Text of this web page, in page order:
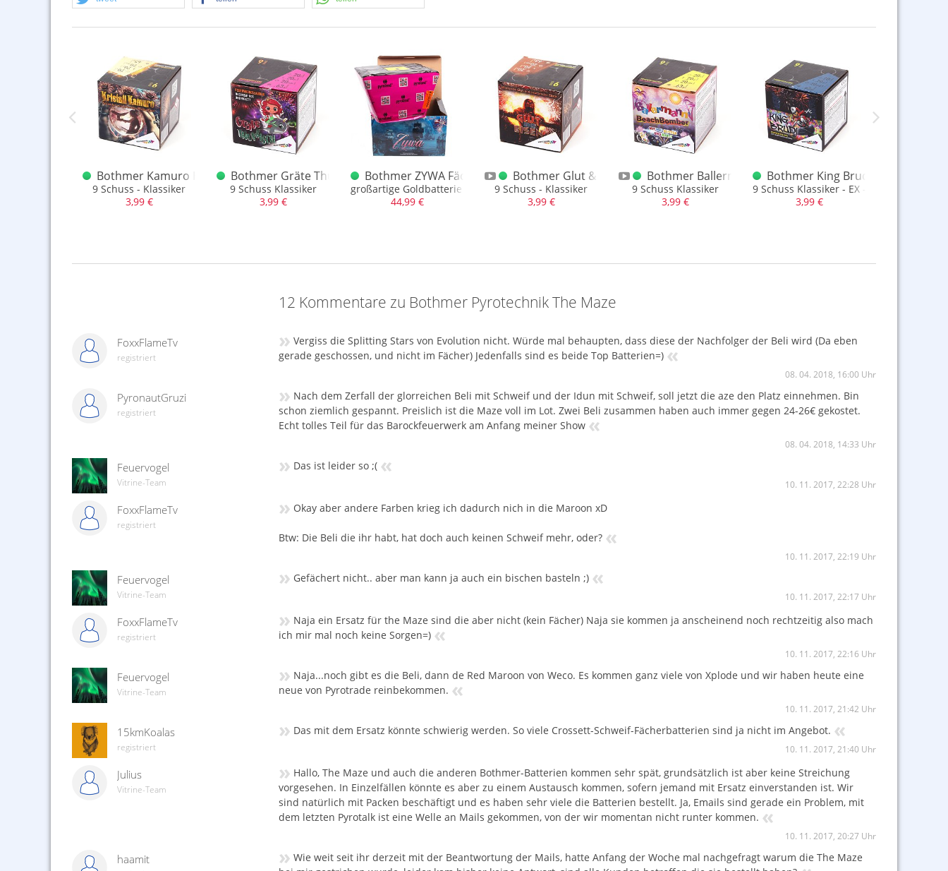
Pyrotechnik Single Bells grün Checkercracker
mit starker Burst-Blume
Bothmer Kamuro Kristall 9 Schuss
9 Schuss - Klassiker
3,99 €
Bothmer Gräte Thunfisch 9 Schuss
9 Schuss Klassiker
3,99 €
Bothmer ZYWA Fächerbatterie
großartige Goldbatterie mit blauen Sternen, kompl. gefächert
44,99 €
Bothmer Glut & Eisen 9 Schuss
9 Schuss - Klassiker
3,99 €
Bothmer Ballerman Beach Bomber
9 Schuss Klassiker
3,99 €
Bothmer King Brudi Batterie
9 Schuss Klassiker - EX - Xplode
3,99 €
12 Kommentare zu Bothmer Pyrotechnik The Maze
FoxxFlameTv
registriert
» Vergiss die Splitting Stars von Evolution nicht. Würde mal behaupten, dass diese der Nachfolger der Beli wird (Da eben
gerade geschossen, und nicht im Fächer) Jedenfalls sind es beide Top Batterien=) «
08. 04. 2018, 16:00 Uhr
PyronautGruzi
registriert
» Nach dem Zerfall der glorreichen Beli mit Schweif und der Idun mit Schweif, soll jetzt die aze den Platz einnehmen. Bin
schon ziemlich gespannt. Preislich ist die Maze voll im Lot. Zwei Beli zusammen haben auch immer gegen 24-26€ gekostet.
Echt tolles Teil für das Barockfeuerwerk am Anfang meiner Show «
08. 04. 2018, 14:33 Uhr
Feuervogel
Vitrine-Team
» Das ist leider so ;( «
10. 11. 2017, 22:28 Uhr
FoxxFlameTv
registriert
» Okay aber andere Farben krieg ich dadurch nich in die Maroon xD
Btw: Die Beli die ihr habt, hat doch auch keinen Schweif mehr, oder? «
10. 11. 2017, 22:19 Uhr
Feuervogel
Vitrine-Team
» Gefächert nicht.. aber man kann ja auch ein bischen basteln ;) «
10. 11. 2017, 22:17 Uhr
FoxxFlameTv
registriert
» Naja ein Ersatz für the Maze sind die aber nicht (kein Fächer) Naja sie kommen ja anscheinend noch rechtzeitig also mach
ich mir mal noch keine Sorgen=) «
10. 11. 2017, 22:16 Uhr
Feuervogel
Vitrine-Team
» Naja...noch gibt es die Beli, dann de Red Maroon von Weco. Es kommen ganz viele von Xplode und wir haben heute eine
neue von Pyrotrade reinbekommen. «
10. 11. 2017, 21:42 Uhr
15kmKoalas
registriert
» Das mit dem Ersatz könnte schwierig werden. So viele Crossett-Schweif-Fächerbatterien sind ja nicht im Angebot. «
10. 11. 2017, 21:40 Uhr
Julius
Vitrine-Team
» Hallo, The Maze und auch die anderen Bothmer-Batterien kommen sehr spät, grundsätzlich ist aber keine Streichung
vorgesehen. In Einzelfällen könnte es aber zu einem Austausch kommen, sofern jemand mit Ersatz einverstanden ist. Wir
sind natürlich mit Packen beschäftigt und es haben sehr viele die Batterien bestellt. Ja, Emails sind gerade ein Problem, mit
dem letzten Pyrotalk ist eine Welle an Mails gekommen, von der wir momentan nicht runter kommen. «
10. 11. 2017, 20:27 Uhr
haamit » Wie weit seit ihr derzeit mit der Beantwortung der Mails, hatte Anfang der Woche mal nachgefragt warum die The Maze